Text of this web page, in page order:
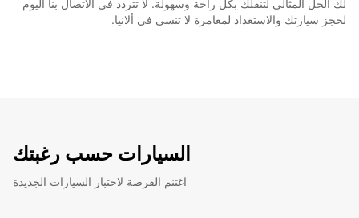
لك الحل المثالي لتنقلك بكل راحة وسهولة. لا تتردد في الاتصال بنا اليوم
لحجز سيارتك والاستعداد لمغامرة لا تنسى في ألانيا.
السيارات حسب رغبتك
اغتنم الفرصة لاختبار السيارات الجديدة